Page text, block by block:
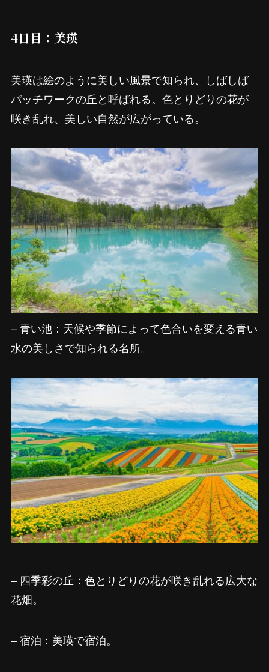
4日目：美瑛
美瑛は絵のように美しい風景で知られ、しばしば
パッチワークの丘と呼ばれる。色とりどりの花が
咲き乱れ、美しい自然が広がっている。
– 青い池：天候や季節によって色合いを変える青い
水の美しさで知られる名所。
– 四季彩の丘：色とりどりの花が咲き乱れる広大な
花畑。
– 宿泊：美瑛で宿泊。